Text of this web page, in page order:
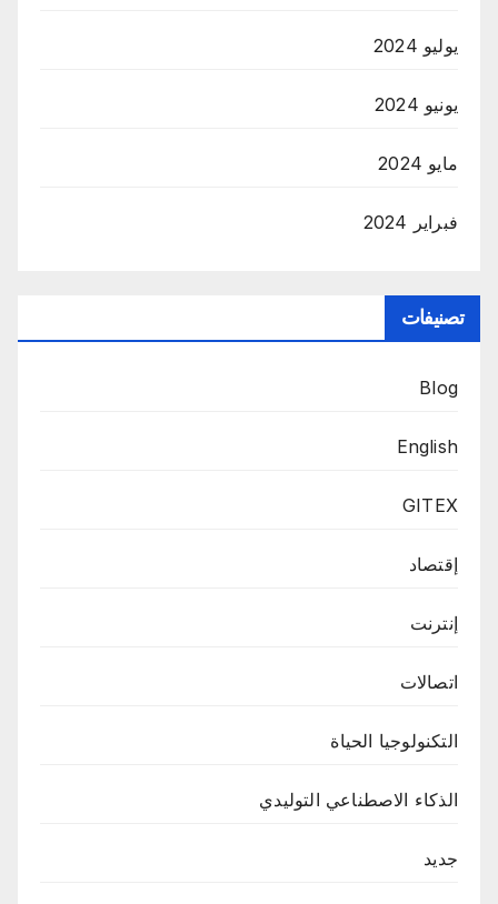
يوليو 2024
يونيو 2024
مايو 2024
فبراير 2024
تصنيفات
Blog
English
GITEX
إقتصاد
إنترنت
اتصالات
التكنولوجيا الحياة
الذكاء الاصطناعي التوليدي
جديد